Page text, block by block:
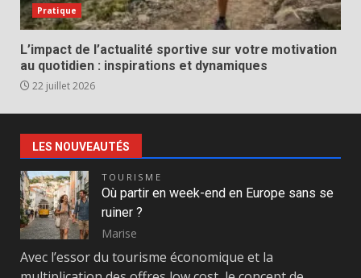
Pratique
L’impact de l’actualité sportive sur votre motivation
au quotidien : inspirations et dynamiques
22 juillet 2026
LES NOUVEAUTÉS
TOURISME
Où partir en week-end en Europe sans se
ruiner ?
Marise
Avec l’essor du tourisme économique et la